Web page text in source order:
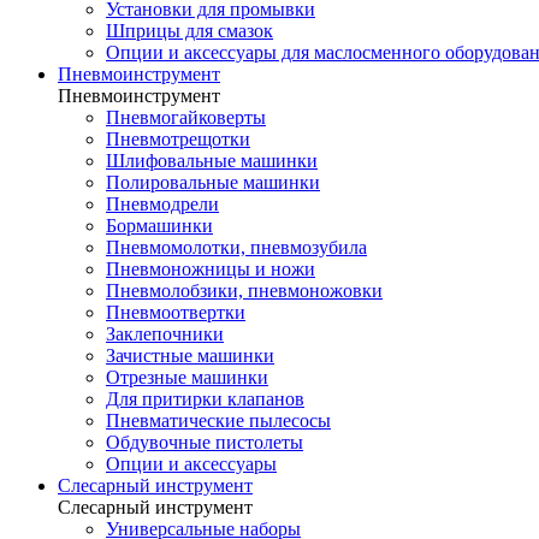
Установки для промывки
Шприцы для смазок
Опции и аксессуары для маслосменного
Пневмоинструмент
Пневмоинструмент
Пневмогайковерты
Пневмотрещотки
Шлифовальные машинки
Полировальные машинки
Пневмодрели
Бормашинки
Пневмомолотки, пневмозубила
Пневмоножницы и ножи
Пневмолобзики, пневмоножовки
Пневмоотвертки
Заклепочники
Зачистные машинки
Отрезные машинки
Для притирки клапанов
Пневматические пылесосы
Обдувочные пистолеты
Опции и аксессуары
Слесарный инструмент
Слесарный инструмент
Универсальные наборы